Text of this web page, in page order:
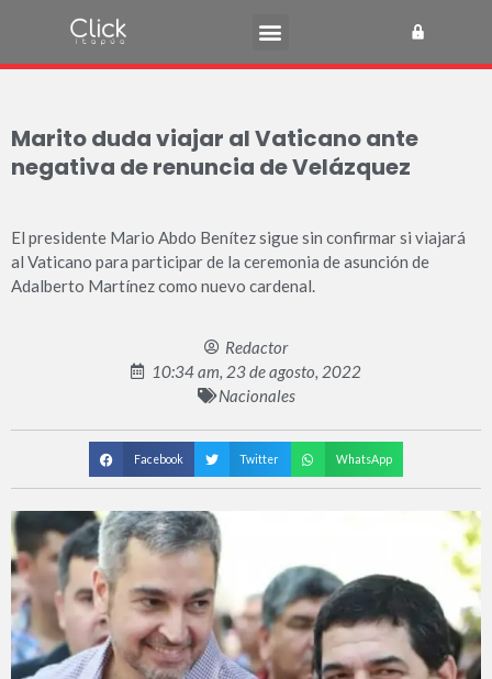
Marito duda viajar al Vaticano ante
negativa de renuncia de Velázquez
El presidente Mario Abdo Benítez sigue sin confirmar si viajará
al Vaticano para participar de la ceremonia de asunción de
Adalberto Martínez como nuevo cardenal.
Redactor
10:34 am, 23 de agosto, 2022
Nacionales
Facebook Twitter WhatsApp